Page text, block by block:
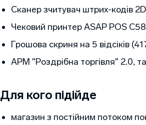
Сканер зчитувач штрих-кодів
Чековий принтер ASAP POS
Грошова скриня на 5 відсіків
АРМ "Роздрібна торгівля" 2.0,
Для кого підійде
магазин з постійним потоком